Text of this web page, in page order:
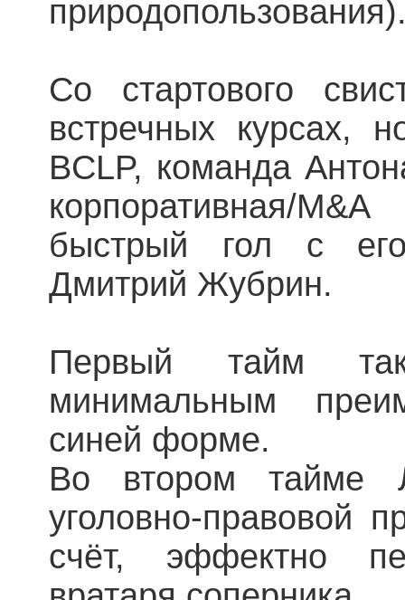
Со стартового
встречных курсах,
BCLP, команда
корпоративная/
быстрый гол с
Дмитрий Жубрин.
Первый тайм
минимальным
синей форме.
Во втором тайме
уголовно-правовой
счёт, эффектно